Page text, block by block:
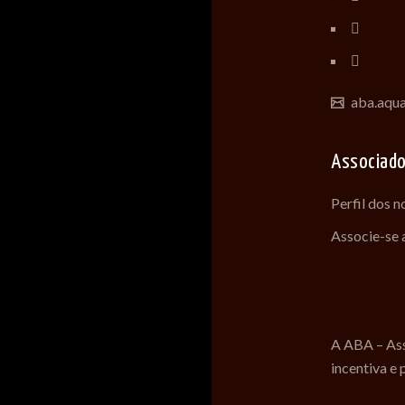
Perfil dos
Associe-se
A ABA –
incentiva e